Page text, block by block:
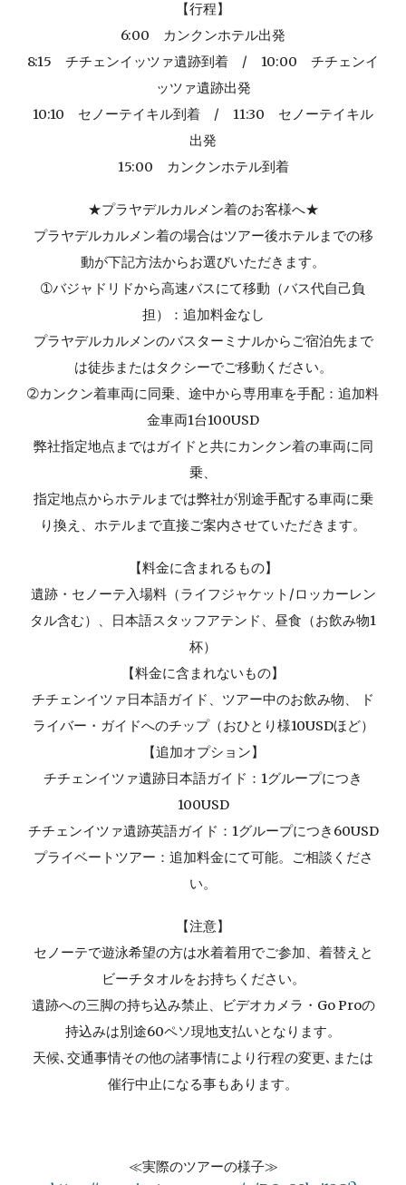
【行程】
6:00 カンクンホテル出発
8:15 チチェンイッツァ遺跡到着 / 10:00 チチェンイ
ッツァ遺跡出発
10:10 セノーテイキル到着 / 11:30 セノーテイキル
出発
15:00 カンクンホテル到着
★プラヤデルカルメン着のお客様へ★
プラヤデルカルメン着の場合はツアー後ホテルまでの移
動が下記方法からお選びいただきます。
➀バジャドリドから高速バスにて移動（バス代自己負
担）：追加料金なし
プラヤデルカルメンのバスターミナルからご宿泊先まで
は徒歩またはタクシーでご移動ください。
➁カンクン着車両に同乗、途中から専用車を手配：追加料
金車両1台100USD
弊社指定地点まではガイドと共にカンクン着の車両に同
乗、
指定地点からホテルまでは弊社が別途手配する車両に乗
り換え、ホテルまで直接ご案内させていただきます。
【料金に含まれるもの】
遺跡・セノーテ入場料（ライフジャケット/ロッカーレン
タル含む）、日本語スタッフアテンド、昼食（お飲み物1
杯）
【料金に含まれないもの】
チチェンイツァ日本語ガイド、ツアー中のお飲み物、 ド
ライバー・ガイドへのチップ（おひとり様10USDほど）
【追加オプション】
チチェンイツァ遺跡日本語ガイド：1グループにつき
100USD
チチェンイツァ遺跡英語ガイド：1グループにつき60USD
プライベートツアー：追加料金にて可能。ご相談くださ
い。
【注意】
セノーテで遊泳希望の方は水着着用でご参加、着替えと
ビーチタオルをお持ちください。
遺跡への三脚の持ち込み禁止、ビデオカメラ・Go Proの
持込みは別途60ペソ現地支払いとなります。
天候､交通事情その他の諸事情により行程の変更､または
催行中止になる事もあります。
≪実際のツアーの様子≫